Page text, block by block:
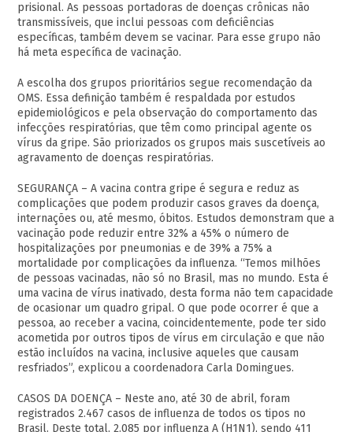
prisional. As pessoas portadoras de doenças crônicas não
transmissíveis, que inclui pessoas com deficiências
específicas, também devem se vacinar. Para esse grupo não
há meta específica de vacinação.
A escolha dos grupos prioritários segue recomendação da
OMS. Essa definição também é respaldada por estudos
epidemiológicos e pela observação do comportamento das
infecções respiratórias, que têm como principal agente os
vírus da gripe. São priorizados os grupos mais suscetíveis ao
agravamento de doenças respiratórias.
SEGURANÇA – A vacina contra gripe é segura e reduz as
complicações que podem produzir casos graves da doença,
internações ou, até mesmo, óbitos. Estudos demonstram que a
vacinação pode reduzir entre 32% a 45% o número de
hospitalizações por pneumonias e de 39% a 75% a
mortalidade por complicações da influenza. “Temos milhões
de pessoas vacinadas, não só no Brasil, mas no mundo. Esta é
uma vacina de vírus inativado, desta forma não tem capacidade
de ocasionar um quadro gripal. O que pode ocorrer é que a
pessoa, ao receber a vacina, coincidentemente, pode ter sido
acometida por outros tipos de vírus em circulação e que não
estão incluídos na vacina, inclusive aqueles que causam
resfriados”, explicou a coordenadora Carla Domingues.
CASOS DA DOENÇA – Neste ano, até 30 de abril, foram
registrados 2.467 casos de influenza de todos os tipos no
Brasil. Deste total, 2.085 por influenza A (H1N1), sendo 411